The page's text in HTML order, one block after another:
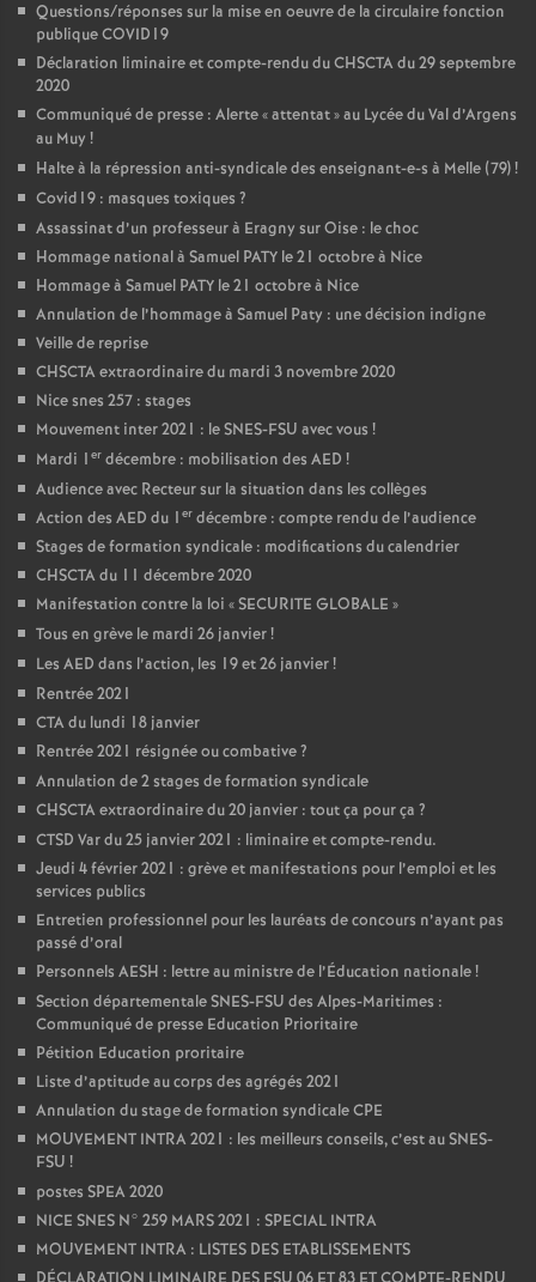
Questions/réponses sur la mise en oeuvre de la circulaire fonction
publique COVID19
Déclaration liminaire et compte-rendu du CHSCTA du 29 septembre
2020
Communiqué de presse : Alerte «attentat» au Lycée du Val d’Argens
au Muy !
Halte à la répression anti-syndicale des enseignant-e-s à Melle (79)!
Covid19 : masques toxiques ?
Assassinat d’un professeur à Eragny sur Oise : le choc
Hommage national à Samuel PATY le 21 octobre à Nice
Hommage à Samuel PATY le 21 octobre à Nice
Annulation de l’hommage à Samuel Paty : une décision indigne
Veille de reprise
CHSCTA extraordinaire du mardi 3 novembre 2020
Nice snes 257 : stages
Mouvement inter 2021 : le SNES-FSU avec vous !
Mardi 1 er décembre : mobilisation des AED !
Audience avec Recteur sur la situation dans les collèges
Action des AED du 1 er décembre : compte rendu de l’audience
Stages de formation syndicale : modifications du calendrier
CHSCTA du 11 décembre 2020
Manifestation contre la loi «SECURITE GLOBALE »
Tous en grève le mardi 26 janvier!
Les AED dans l’action, les 19 et 26 janvier!
Rentrée 2021
CTA du lundi 18 janvier
Rentrée 2021 résignée ou combative?
Annulation de 2 stages de formation syndicale
CHSCTA extraordinaire du 20 janvier : tout ça pour ça ?
CTSD Var du 25 janvier 2021 : liminaire et compte-rendu.
Jeudi 4 février 2021 : grève et manifestations pour l’emploi et les
services publics
Entretien professionnel pour les lauréats de concours n’ayant pas
passé d’oral
Personnels AESH : lettre au ministre de l’Éducation nationale!
Section départementale SNES-FSU des Alpes-Maritimes :
Communiqué de presse Education Prioritaire
Pétition Education proritaire
Liste d’aptitude au corps des agrégés 2021
Annulation du stage de formation syndicale CPE
MOUVEMENT INTRA 2021 : les meilleurs conseils, c’est au SNES-
FSU !
postes SPEA 2020
NICE SNES N° 259 MARS 2021 : SPECIAL INTRA
MOUVEMENT INTRA : LISTES DES ETABLISSEMENTS